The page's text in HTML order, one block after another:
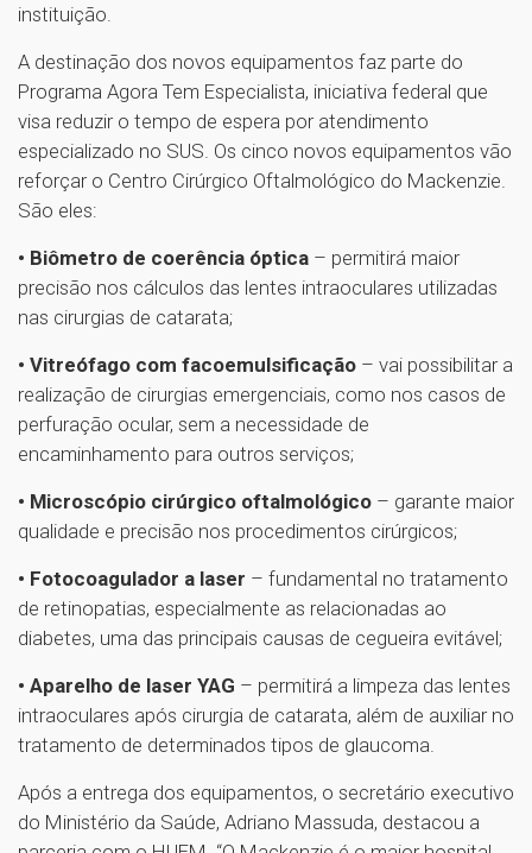
instituição.
A destinação dos novos equipamentos faz parte do
Programa Agora Tem Especialista, iniciativa federal que
visa reduzir o tempo de espera por atendimento
especializado no SUS. Os cinco novos equipamentos vão
reforçar o Centro Cirúrgico Oftalmológico do Mackenzie.
São eles:
• Biômetro de coerência óptica – permitirá maior
precisão nos cálculos das lentes intraoculares utilizadas
nas cirurgias de catarata;
• Vitreófago com facoemulsificação – vai possibilitar a
realização de cirurgias emergenciais, como nos casos de
perfuração ocular, sem a necessidade de
encaminhamento para outros serviços;
• Microscópio cirúrgico oftalmológico – garante maior
qualidade e precisão nos procedimentos cirúrgicos;
• Fotocoagulador a laser – fundamental no tratamento
de retinopatias, especialmente as relacionadas ao
diabetes, uma das principais causas de cegueira evitável;
• Aparelho de laser YAG – permitirá a limpeza das lentes
intraoculares após cirurgia de catarata, além de auxiliar no
tratamento de determinados tipos de glaucoma.
Após a entrega dos equipamentos, o secretário executivo
do Ministério da Saúde, Adriano Massuda, destacou a